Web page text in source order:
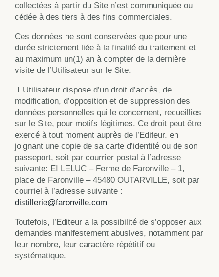
collectées à partir du Site n’est communiquée ou
cédée à des tiers à des fins commerciales.
Ces données ne sont conservées que pour une
durée strictement liée à la finalité du traitement et
au maximum un(1) an à compter de la dernière
visite de l’Utilisateur sur le Site.
L’Utilisateur dispose d’un droit d’accès, de
modification, d’opposition et de suppression des
données personnelles qui le concernent, recueillies
sur le Site, pour motifs légitimes. Ce droit peut être
exercé à tout moment auprès de l’Editeur, en
joignant une copie de sa carte d’identité ou de son
passeport, soit par courrier postal à l’adresse
suivante: EI LELUC – Ferme de Faronville – 1,
place de Faronville – 45480 OUTARVILLE, soit par
courriel à l’adresse suivante :
distillerie@faronville.com
Toutefois, l’Editeur a la possibilité de s’opposer aux
demandes manifestement abusives, notamment par
leur nombre, leur caractère répétitif ou
systématique.